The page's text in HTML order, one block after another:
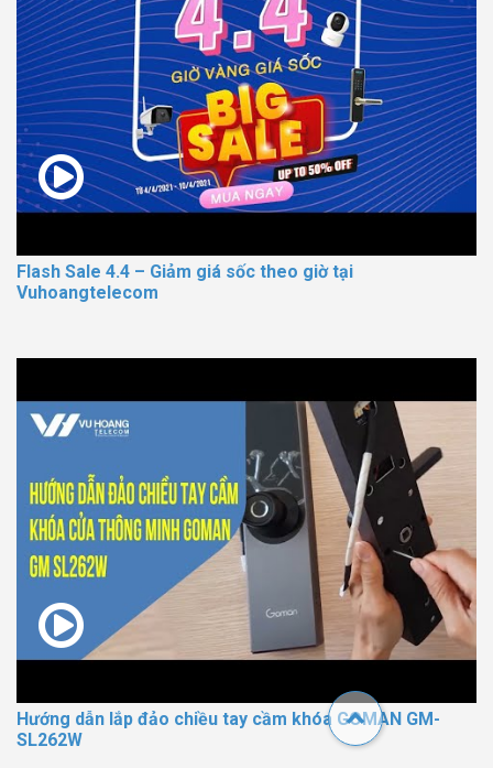
Flash Sale 4.4 – Giảm giá sốc theo giờ tại
Vuhoangtelecom
Hướng dẫn lắp đảo chiều tay cầm khóa GOMAN GM-
SL262W